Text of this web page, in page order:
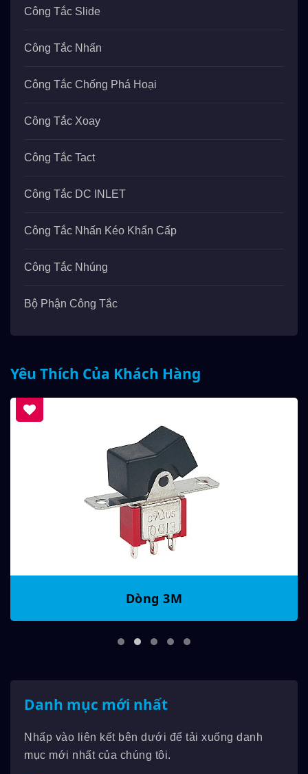
Công Tắc Slide
Công Tắc Nhấn
Công Tắc Chống Phá Hoại
Công Tắc Xoay
Công Tắc Tact
Công Tắc DC INLET
Công Tắc Nhấn Kéo Khẩn Cấp
Công Tắc Nhúng
Bộ Phận Công Tắc
Yêu Thích Của Khách Hàng
Dòng 3M
Danh mục mới nhất
Nhấp vào liên kết bên dưới để tải xuống danh
mục mới nhất của chúng tôi.